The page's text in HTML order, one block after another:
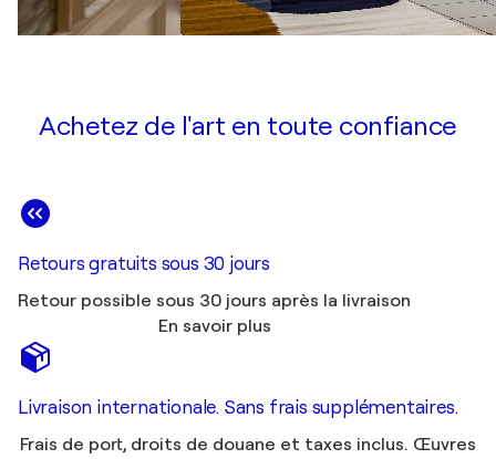
Achetez de l'art en toute confiance
Retours gratuits sous 30 jours
Retour possible sous 30 jours après la livraison
En savoir plus
Livraison internationale. Sans frais supplémentaires.
Frais de port, droits de douane et taxes inclus. Œuvres